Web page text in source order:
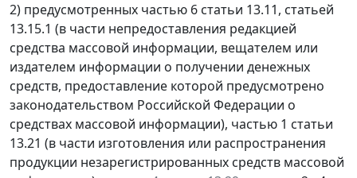
2) предусмотренных частью 6 статьи 13.11, статьей
13.15.1 (в части непредоставления редакцией
средства массовой информации, вещателем или
издателем информации о получении денежных
средств, предоставление которой предусмотрено
законодательством Российской Федерации о
средствах массовой информации), частью 1 статьи
13.21 (в части изготовления или распространения
продукции незарегистрированных средств массовой